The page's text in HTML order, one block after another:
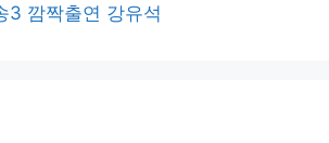
3 깜짝출연 강유석